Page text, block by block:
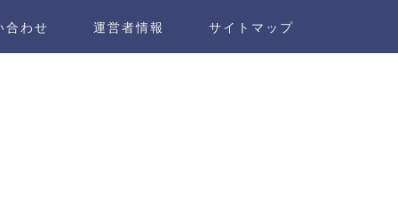
合わせ 運営者情報 サイトマップ